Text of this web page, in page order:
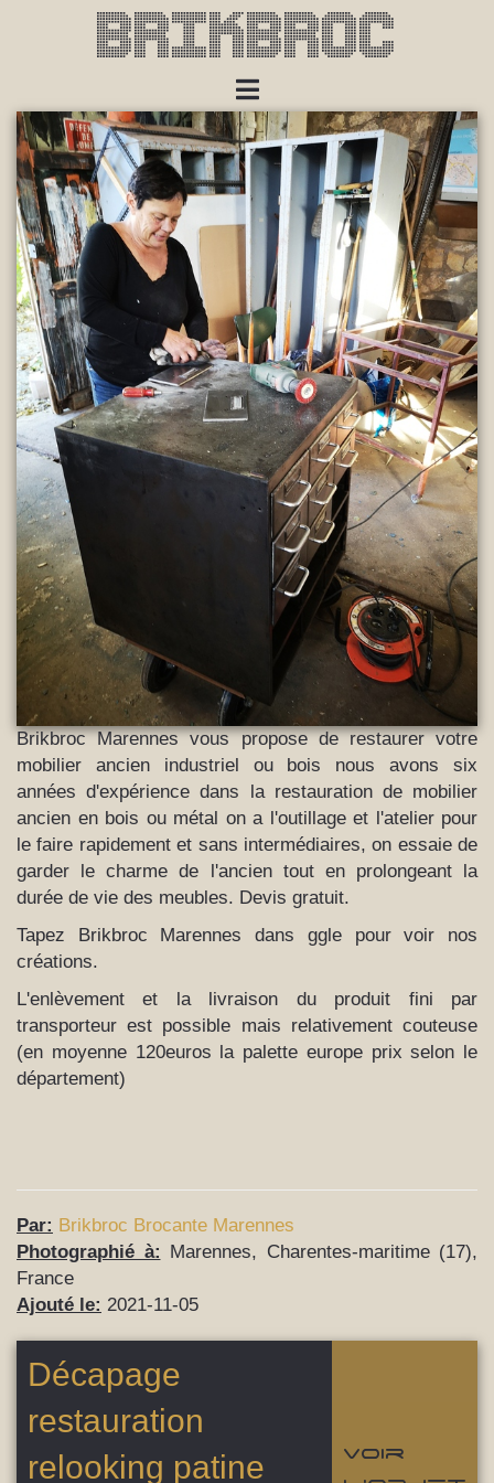
Brikbroc
Brikbroc Marennes vous propose de restaurer votre
mobilier ancien industriel ou bois nous avons six
années d'expérience dans la restauration de mobilier
ancien en bois ou métal on a l'outillage et l'atelier pour
le faire rapidement et sans intermédiaires, on essaie de
garder le charme de l'ancien tout en prolongeant la
durée de vie des meubles. Devis gratuit.
Tapez Brikbroc Marennes dans ggle pour voir nos
créations.
L'enlèvement et la livraison du produit fini par
transporteur est possible mais relativement couteuse
(en moyenne 120euros la palette europe prix selon le
département)
Par: Brikbroc Brocante Marennes
Photographié à:
Marennes, Charentes-maritime (17),
France
Ajouté le: 2021-11-05
Décapage
restauration
relooking patine
Voir